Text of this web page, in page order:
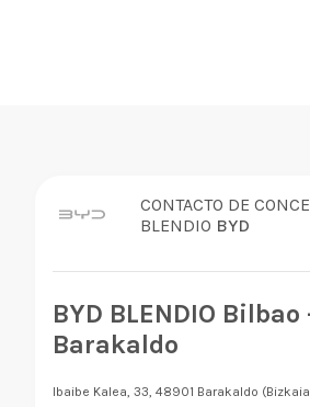
CONTACTO DE
BLENDIO BYD
BYD BLENDIO Bilbao
Barakaldo
Ibaibe Kalea, 33, 48901 Barakaldo